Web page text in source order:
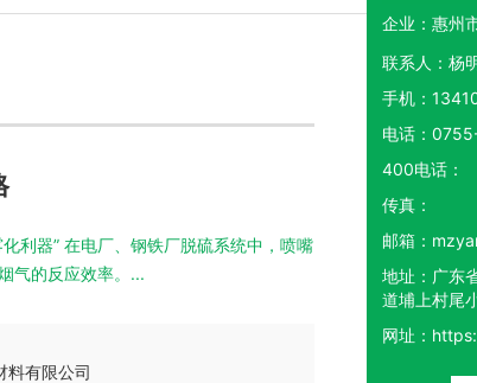
系统中，喷嘴
气的反应效率。...
料有限公司
企业： 惠州
联系人： 杨
手机：
电话：
400电话：
传真：
邮箱：
地址： 广东
道埔上村尾
网址：